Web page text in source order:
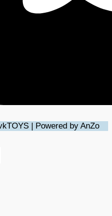
| Powered by AnZo